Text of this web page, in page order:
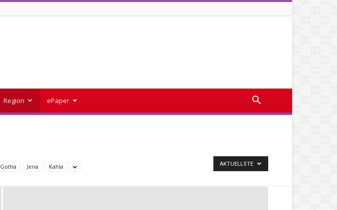
Region ePaper
Gotha Jena Kahla AKTUELLSTE